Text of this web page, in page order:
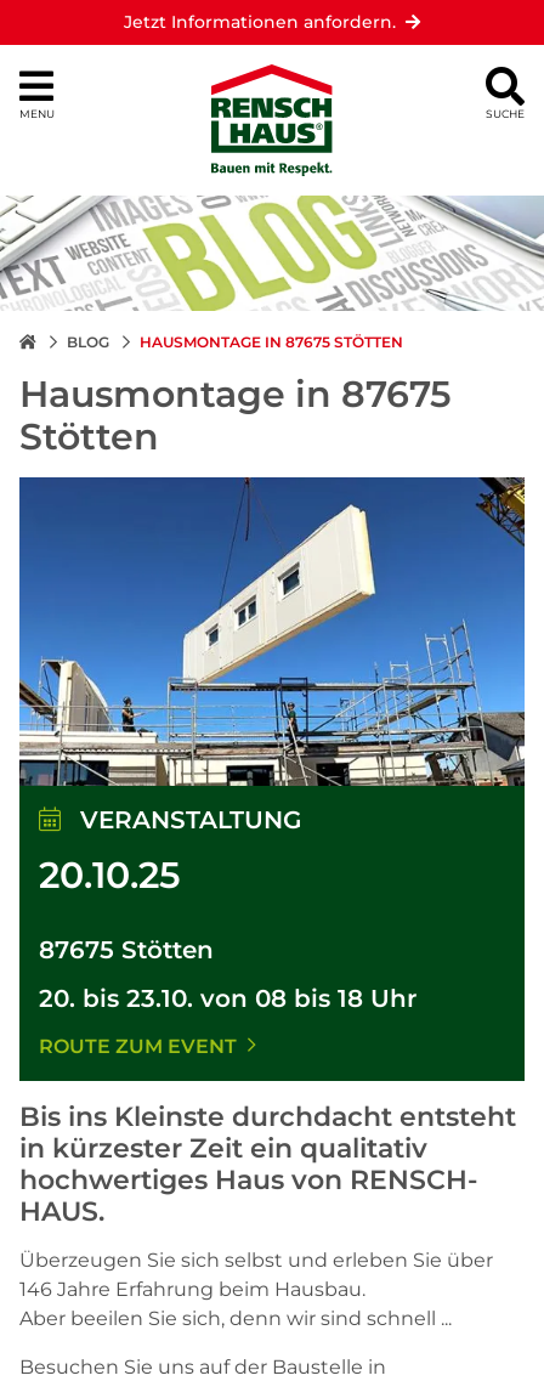
Jetzt Informationen anfordern.
MENU SUCHE
BLOG HAUSMONTAGE IN 87675 STÖTTEN
Hausmontage in 87675
Stötten
VERANSTALTUNG
20.10.25
87675 Stötten
20. bis 23.10. von 08 bis 18 Uhr
ROUTE ZUM EVENT
Bis ins Kleinste durchdacht entsteht
in kürzester Zeit ein qualitativ
hochwertiges Haus von RENSCH-
HAUS.
Überzeugen Sie sich selbst und erleben Sie über
146 Jahre Erfahrung beim Hausbau.
Aber beeilen Sie sich, denn wir sind schnell ...
Besuchen Sie uns auf der Baustelle in